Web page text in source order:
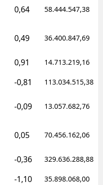
0,64 58.444.547,38
0,49 36.400.847,69
0,91 14.713.219,16
-0,81 113.034.515,38
-0,09 13.057.682,76
0,05 70.456.162,06
-0,36 329.636.288,88
-1,10 35.898.068,00